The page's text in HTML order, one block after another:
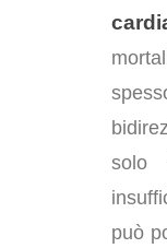
solo
può